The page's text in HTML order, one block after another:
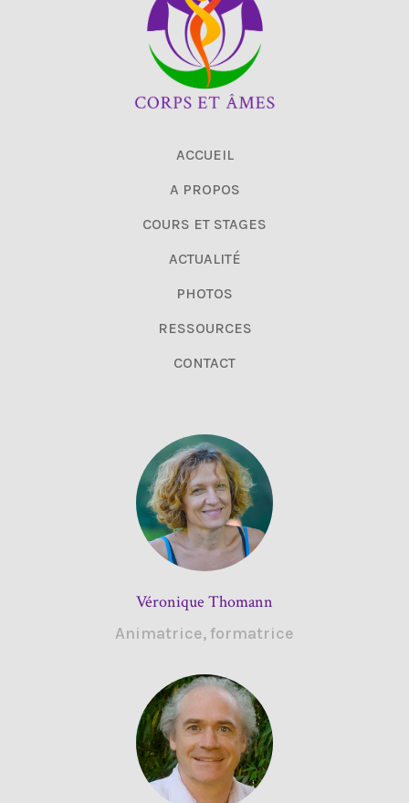
ACCUEIL
A PROPOS
COURS ET STAGES
ACTUALITÉ
PHOTOS
RESSOURCES
CONTACT
Véronique Thomann
Animatrice, formatrice